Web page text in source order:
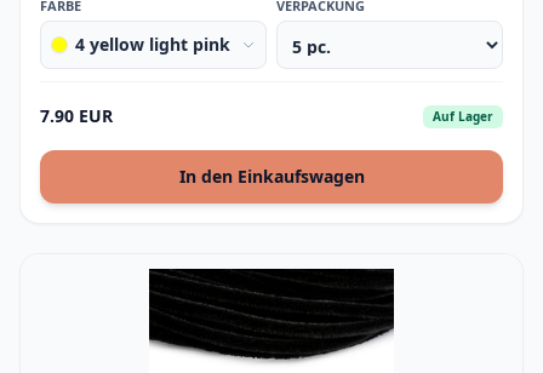
FARBE
4 yellow light pink
VERPACKUNG
7.90 EUR Auf Lager
In den Einkaufswagen